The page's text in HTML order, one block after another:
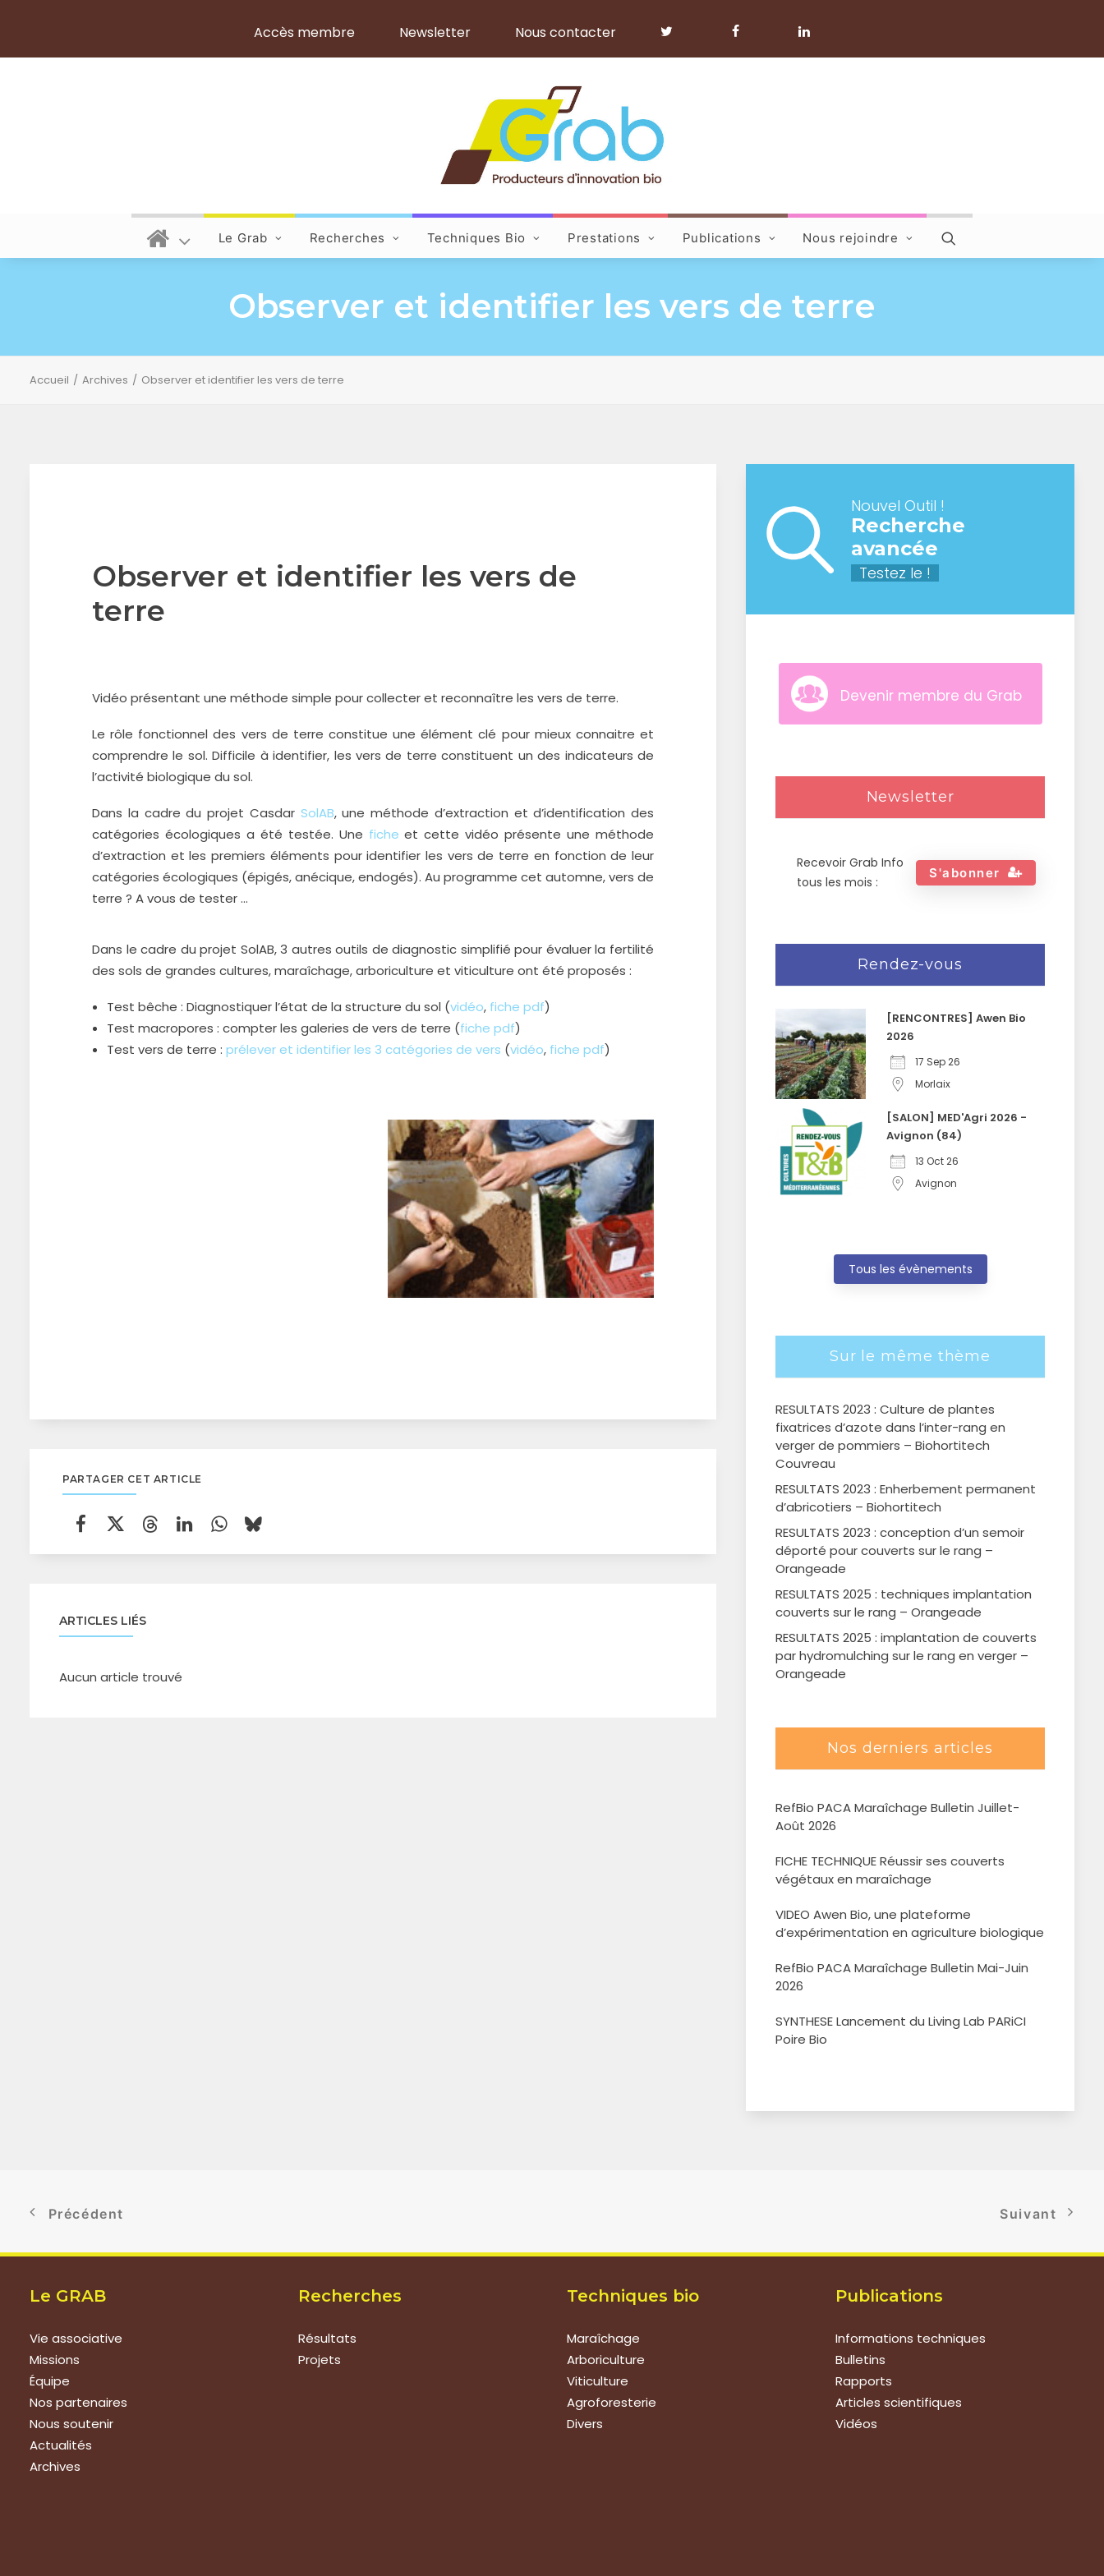
Accès membre Newsletter Nous contacter
Le Grab Recherches Techniques Bio Prestations Publications Nous rejoindre
Observer et identifier les vers de terre
Accueil Archives Observer et identifier les vers de terre
Observer et identifier les vers de
terre
Vidéo présentant une méthode simple pour collecter et reconnaître les vers de terre.
Le rôle fonctionnel des vers de terre constitue une élément clé pour mieux connaitre et
comprendre le sol. Difficile à identifier, les vers de terre constituent un des indicateurs de
l’activité biologique du sol.
Dans la cadre du projet Casdar SolAB, une méthode d’extraction et d’identification des
catégories écologiques a été testée. Une fiche et cette vidéo présente une méthode
d’extraction et les premiers éléments pour identifier les vers de terre en fonction de leur
catégories écologiques (épigés, anécique, endogés). Au programme cet automne, vers de
terre ? A vous de tester …
Dans le cadre du projet SolAB, 3 autres outils de diagnostic simplifié pour évaluer la fertilité
des sols de grandes cultures, maraîchage, arboriculture et viticulture ont été proposés :
Test bêche : Diagnostiquer l’état de la structure du sol (vidéo, fiche pdf)
Test macropores : compter les galeries de vers de terre (fiche pdf)
Test vers de terre : prélever et identifier les 3 catégories de vers (vidéo, fiche pdf)
PARTAGER CET ARTICLE
ARTICLES LIÉS
Aucun article trouvé
Nouvel Outil !
Recherche
avancée
Testez le !
Devenir membre du Grab
Newsletter
Recevoir Grab Info
tous les mois :
S'abonner
Rendez-vous
[RENCONTRES] Awen Bio
2026
17 Sep 26
Morlaix
[SALON] MED'Agri 2026 -
Avignon (84)
13 Oct 26
Avignon
Tous les évènements
Sur le même thème
RESULTATS 2023 : Culture de plantes
fixatrices d’azote dans l’inter-rang en
verger de pommiers – Biohortitech
Couvreau
RESULTATS 2023 : Enherbement permanent
d’abricotiers – Biohortitech
RESULTATS 2023 : conception d’un semoir
déporté pour couverts sur le rang –
Orangeade
RESULTATS 2025 : techniques implantation
couverts sur le rang – Orangeade
RESULTATS 2025 : implantation de couverts
par hydromulching sur le rang en verger –
Orangeade
Nos derniers articles
RefBio PACA Maraîchage Bulletin Juillet-
Août 2026
FICHE TECHNIQUE Réussir ses couverts
végétaux en maraîchage
VIDEO Awen Bio, une plateforme
d’expérimentation en agriculture biologique
RefBio PACA Maraîchage Bulletin Mai-Juin
2026
SYNTHESE Lancement du Living Lab PARiCI
Poire Bio
Précédent Suivant
Le GRAB
Vie associative
Missions
Équipe
Nos partenaires
Nous soutenir
Actualités
Archives
Recherches
Résultats
Projets
Techniques bio
Maraîchage
Arboriculture
Viticulture
Agroforesterie
Divers
Publications
Informations techniques
Bulletins
Rapports
Articles scientifiques
Vidéos